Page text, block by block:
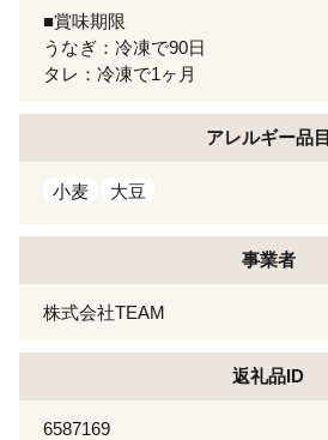
■賞味期限
うなぎ：冷凍で90日
タレ：冷凍で1ヶ月
アレルギー品目
小麦 大豆
事業者
株式会社TEAM
返礼品ID
6587169